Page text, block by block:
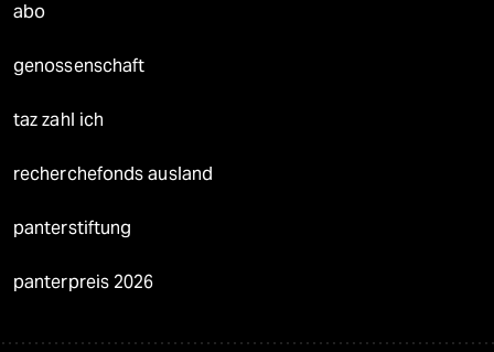
abo
genossenschaft
taz zahl ich
recherchefonds ausland
panterstiftung
panterpreis 2026